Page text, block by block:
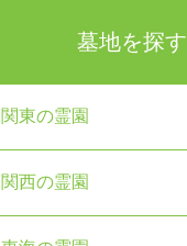
墓地を探す
関東の霊園
関西の霊園